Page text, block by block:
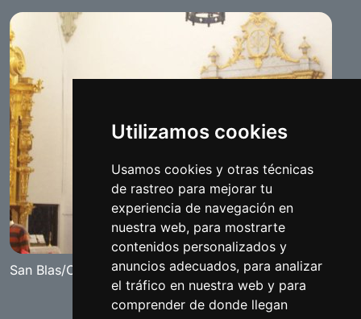
Utilizamos cookies
Usamos cookies y otras técnicas
de rastreo para mejorar tu
experiencia de navegación en
nuestra web, para mostrarte
contenidos personalizados y
anuncios adecuados, para analizar
el tráfico en nuestra web y para
comprender de donde llegan
San Blas/Candelarias